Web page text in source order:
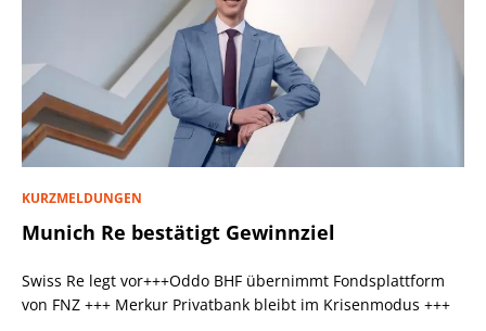
KURZMELDUNGEN
Munich Re bestätigt Gewinnziel
Swiss Re legt vor+++Oddo BHF übernimmt Fondsplattform
von FNZ +++ Merkur Privatbank bleibt im Krisenmodus +++